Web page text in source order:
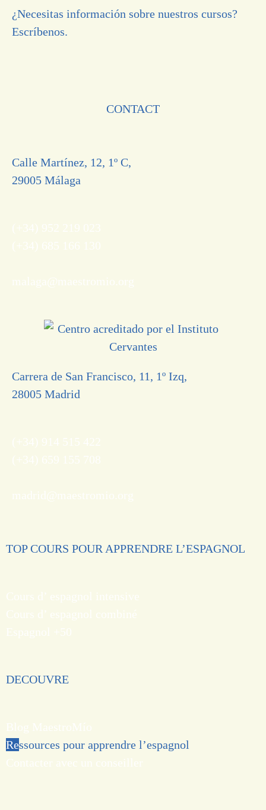
¿Necesitas información sobre nuestros cursos?
Escríbenos.
CONTACT
Calle Martínez, 12, 1º C,
29005 Málaga
Carrera de San Francisco, 11, 1º Izq,
28005 Madrid
TOP COURS POUR APPRENDRE L’ESPAGNOL
DECOUVRE
Ressources pour apprendre l’espagnol